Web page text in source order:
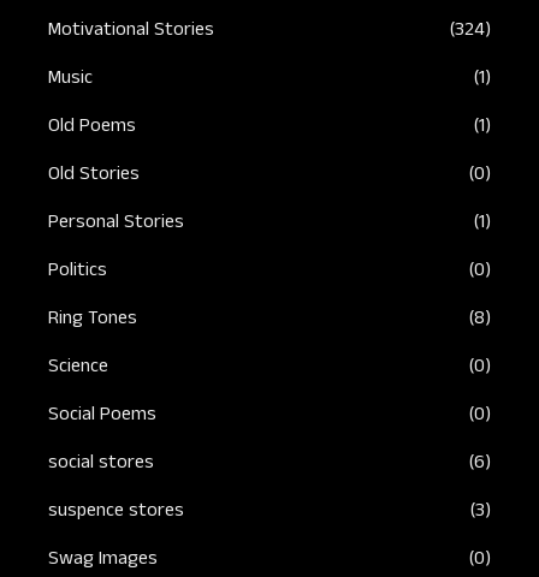
Motivational Stories
(324)
Music
(1)
Old Poems
(1)
Old Stories
(0)
Personal Stories
(1)
Politics
(0)
Ring Tones
(8)
Science
(0)
Social Poems
(0)
social stores
(6)
suspence stores
(3)
Swag Images
(0)